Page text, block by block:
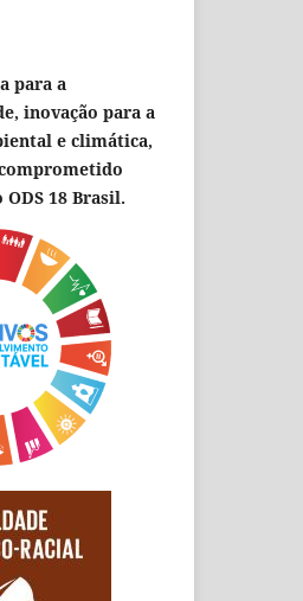
para a
inovação para a
e climática,
ODS 18 Brasil.